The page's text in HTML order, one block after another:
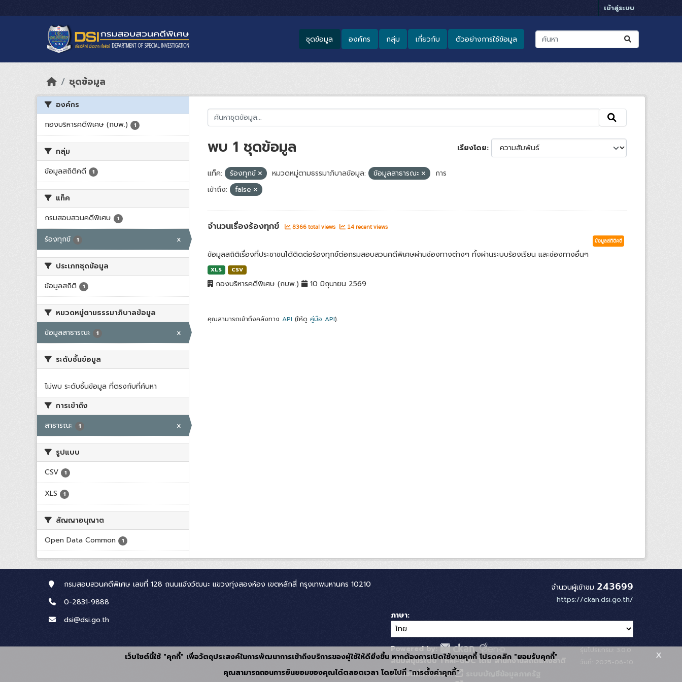
เข้าสู่ระบบ
ชุดข้อมูล องค์กร กลุ่ม เกี่ยวกับ ตัวอย่างการใช้ข้อมูล
ชุดข้อมูล
องค์กร
กองบริหารคดีพิเศษ (กบพ.)
1
กลุ่ม
ข้อมูลสถิติคดี
1
แท็ค
กรมสอบสวนคดีพิเศษ
1
ร้องทุกข์ 1 x
ประเภทชุดข้อมูล
ข้อมูลสถิติ
1
หมวดหมู่ตามธรรมาภิบาลข้อมูล
ข้อมูลสาธารณะ
1 x
ระดับชั้นข้อมูล
ไม่พบ ระดับชั้นข้อมูล ที่ตรงกับที่ค้นหา
การเข้าถึง
สาธารณะ
1 x
รูปแบบ
CSV
1
XLS 1
สัญญาอนุญาต
Open Data Common
1
เรียงโดย
พบ 1 ชุดข้อมูล
แท็ค: ร้องทุกข์ หมวดหมู่ตามธรรมาภิบาลข้อมูล: ข้อมูลสาธารณะ
การ
เข้าถึง:
false
จำนวนเรื่องร้องทุกข์ 8366 total views 14 recent views
ข้อมูลสถิติคดี
ข้อมูลสถิติเรื่องที่ประชาชนได้ติดต่อร้องทุกข์ต่อกรมสอบสวนคดีพิเศษผ่านช่องทางต่างๆ ทั้งผ่านระบบร้องเรียน และช่องทางอื่นๆ
XLS CSV
กองบริหารคดีพิเศษ (กบพ.) 10 มิถุนายน 2569
คุณสามารถเข้าถึงคลังทาง API (ให้ดู คู่มือ API).
กรมสอบสวนคดีพิเศษ เลขที่ 128 ถนนแจ้งวัฒนะ แขวงทุ่งสองห้อง เขตหลักสี่ กรุงเทพมหานคร 10210
0-2831-9888
dsi@dsi.go.th
จำนวนผู้เข้าชม 243699
https://ckan.dsi.go.th/
ภาษา
Powered by:
สนับสนุนระบบ Thai-GDC โดย สำนักงานสถิติแห่งชาติ
เว็บไซต์ที่เกี่ยวข้อง:
เว็บไซต์นี้ใช้ "คุกกี้" เพื่อวัตถุประสงค์ในการพัฒนาการเข้าถึงบริการของผู้ใช้ให้ดียิ่งขึ้น หากต้องการเปิดใช้งานคุกกี้ โปรดคลิก "ยอมรับคุกกี้"
คุณสามารถถอนการยินยอมของคุณได้ตลอดเวลา โดยไปที่ "การตั้งค่าคุกกี้"
x